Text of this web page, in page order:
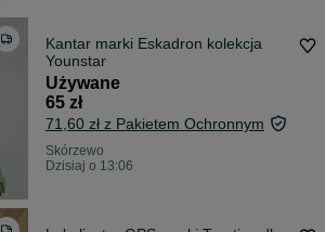
Kantar marki Eskadron kolekcja
Younstar
Używane
65 zł
71,60 zł z Pakietem Ochronnym
Skórzewo
Dzisiaj o 13:06